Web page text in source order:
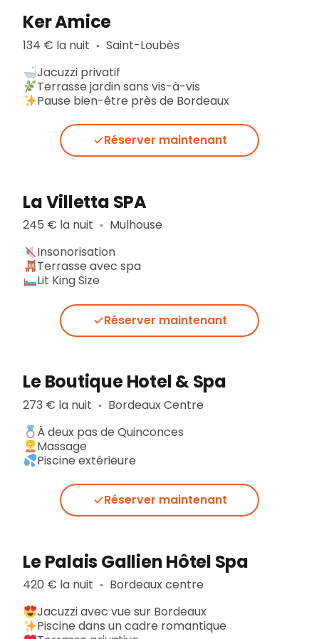
Ker Amice
134 € la nuit ▪︎ Saint-Loubès
Jacuzzi privatif
Terrasse jardin sans vis-à-vis
Pause bien-être près de Bordeaux
Réserver maintenant
La Villetta SPA
245 € la nuit ▪︎ Mulhouse
Insonorisation
Terrasse avec spa
Lit King Size
Réserver maintenant
Le Boutique Hotel & Spa
273 € la nuit ▪︎ Bordeaux Centre
À deux pas de Quinconces
Massage
Piscine extérieure
Réserver maintenant
Le Palais Gallien Hôtel Spa
420 € la nuit ▪︎ Bordeaux centre
Jacuzzi avec vue sur Bordeaux
Piscine dans un cadre romantique